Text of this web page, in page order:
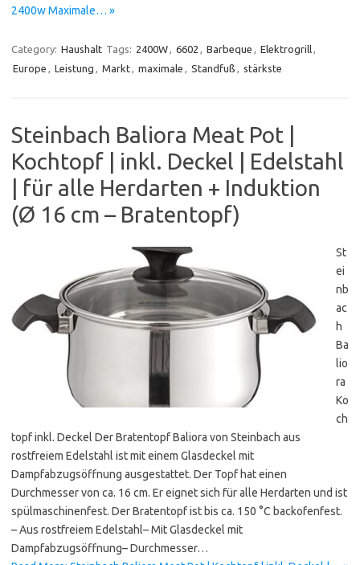
2400w Maximale… »
Category: Haushalt Tags: 2400W, 6602 , Barbeque , Elektrogrill,
Europe , Leistung , Markt, maximale , Standfuß , stärkste
Steinbach Baliora Meat Pot |
Kochtopf | inkl. Deckel | Edelstahl
| für alle Herdarten + Induktion
(Ø 16 cm – Bratentopf)
St
ei
nb
ac
h
Ba
lio
ra
Ko
ch
topf inkl. Deckel Der Bratentopf Baliora von Steinbach aus
rostfreiem Edelstahl ist mit einem Glasdeckel mit
Dampfabzugsöffnung ausgestattet. Der Topf hat einen
Durchmesser von ca. 16 cm. Er eignet sich für alle Herdarten und ist
spülmaschinenfest. Der Bratentopf ist bis ca. 150 °C backofenfest.
– Aus rostfreiem Edelstahl– Mit Glasdeckel mit
Dampfabzugsöffnung– Durchmesser…